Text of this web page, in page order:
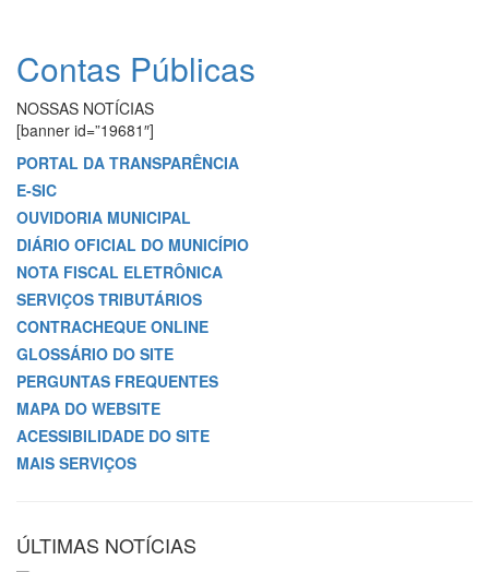
Contas Públicas
NOSSAS NOTÍCIAS
[banner id=”19681″]
PORTAL DA TRANSPARÊNCIA
E-SIC
OUVIDORIA MUNICIPAL
DIÁRIO OFICIAL DO MUNICÍPIO
NOTA FISCAL ELETRÔNICA
SERVIÇOS TRIBUTÁRIOS
CONTRACHEQUE ONLINE
GLOSSÁRIO DO SITE
PERGUNTAS FREQUENTES
MAPA DO WEBSITE
ACESSIBILIDADE DO SITE
MAIS SERVIÇOS
ÚLTIMAS NOTÍCIAS